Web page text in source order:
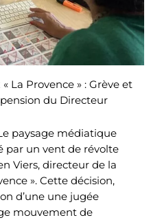
La Provence » : Grève et
du Directeur
paysage médiatique
par un vent de révolte
Viers, directeur de la
». Cette décision,
d’une une jugée
mouvement de